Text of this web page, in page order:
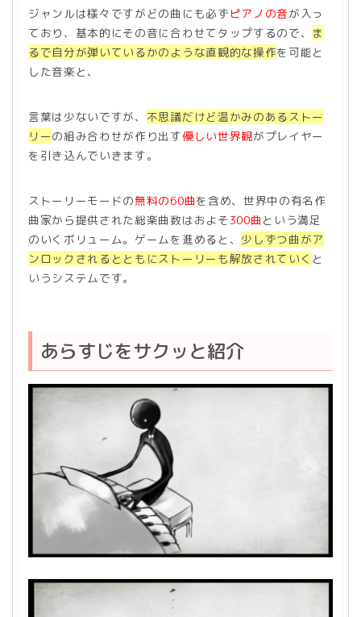
ジャンルは様々ですがどの曲にも必ず ピアノの音が入っ
ており、基本的にその音に合わせてタップするので、 ま
るで自分が弾いているかのような直観的な操作を可能と
した音楽と、
言葉は少ないですが、 不思議だけど温かみのあるストー
リーの組み合わせが作り出す優しい世界観がプレイヤー
を引き込んでいきます。
ストーリーモードの無料の60曲を含め、世界中の有名作
曲家から提供された総楽曲数はおよそ 300曲 という満足
のいくボリューム。ゲームを進めると、 少しずつ曲がア
ンロックされるとともにストーリーも解放されていく と
いうシステムです。
あらすじをサクッと紹介